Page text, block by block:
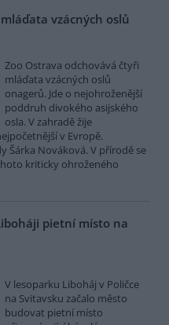
vzácných oslů
Zoo Ostrava odchovává čtyři
mláďata vzácných oslů
onagerů. Jde o nejohroženější
poddruh divokého asijského
osla. V zahradě žije
v Evropě.
Šárka Nováková. V přírodě se
kriticky ohroženého
pietní místo na
V lesoparku Liboháj v Poličce
na Svitavsku začalo město
budovat pietní místo